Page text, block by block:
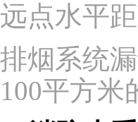
远点水平
排烟系统
100平方米